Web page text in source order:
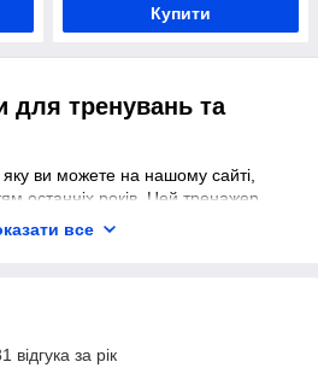
Купити
для тренувань та
ви можете на нашому сайті,
останніх років. Цей тренажер
у всьому світі. Причина
дозволяє ефективно
все
відгука за рік